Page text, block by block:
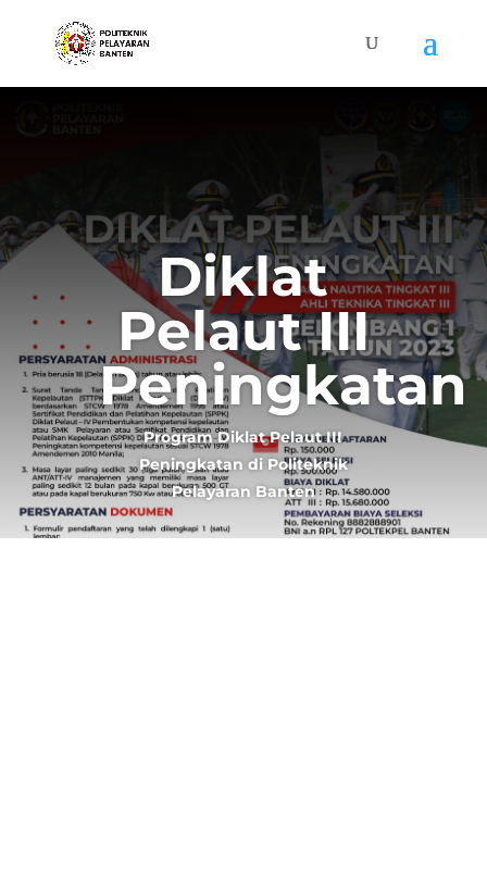
Diklat
Pelaut III
Peningkatan
Program Diklat Pelaut III
Peningkatan di Politeknik
Pelayaran Banten